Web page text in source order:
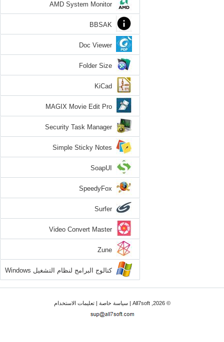
AMD System Monitor
BBSAK
Doc Viewer
Folder Size
KiCad
MAGIX Movie Edit Pro
Security Task Manager
Simple Sticky Notes
SoapUI
SpeedyFox
Surfer
Video Convert Master
Zune
كتالوج البرامج لنظام التشغيل Windows
7
© 2026, All7soft | سياسة خاصة|تعليمات الاستخدام